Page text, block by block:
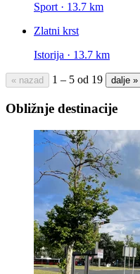
Sport · 13.7 km
Zlatni krst
Istorija · 13.7 km
« nazad 1 – 5 od 19 dalje »
Obližnje destinacije